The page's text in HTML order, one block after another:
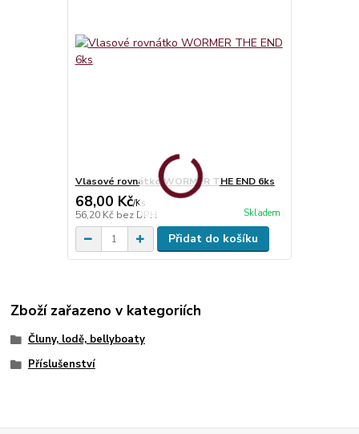
Vlasové rovnátko WORMER THE END 6ks
68,00 Kč/Ks
56,20 Kč bez DPH Skladem
Přidat do košíku
Zboží zařazeno v kategoriích
Čluny, lodě, bellyboaty
Příslušenství